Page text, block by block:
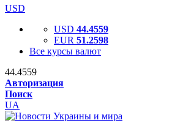
USD
USD 44.4559
EUR 51.2598
Все курсы валют
44.4559
Авторизация
Поиск
UA